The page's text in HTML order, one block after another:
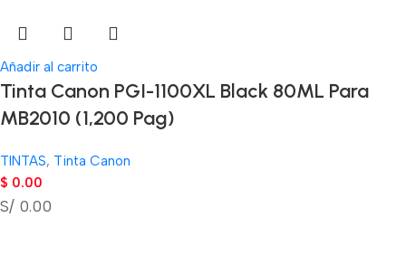
Añadir al carrito
Tinta Canon PGI-1100XL Black 80ML Para
MB2010 (1,200 Pag)
TINTAS, Tinta Canon
$ 0.00
S/ 0.00